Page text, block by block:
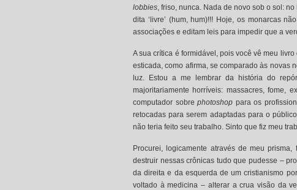
lobbies, friso, nunca. Nada de novo sob o sol:
dita ‘livre’ (hum, hum)!!! Hoje, os monarcas
associações e editam leis para impedir que a
A sua crítica é formidável, pois você vê meu
esticada, como afirma, se comparado às novas
luz. Estou a me lembrar da história do
majoritariamente horríveis: massacres, fome,
computador sobrephotoshop para os
retocadas para serem adaptadas para o
não teria feito seu trabalho. Sinto que fiz meu
Procurei, logicamente através de meu
destruir nessas crônicas tudo que pudesse –
da direita e da esquerda de um cristianismo
voltado à medicina – alterar a crua visão da